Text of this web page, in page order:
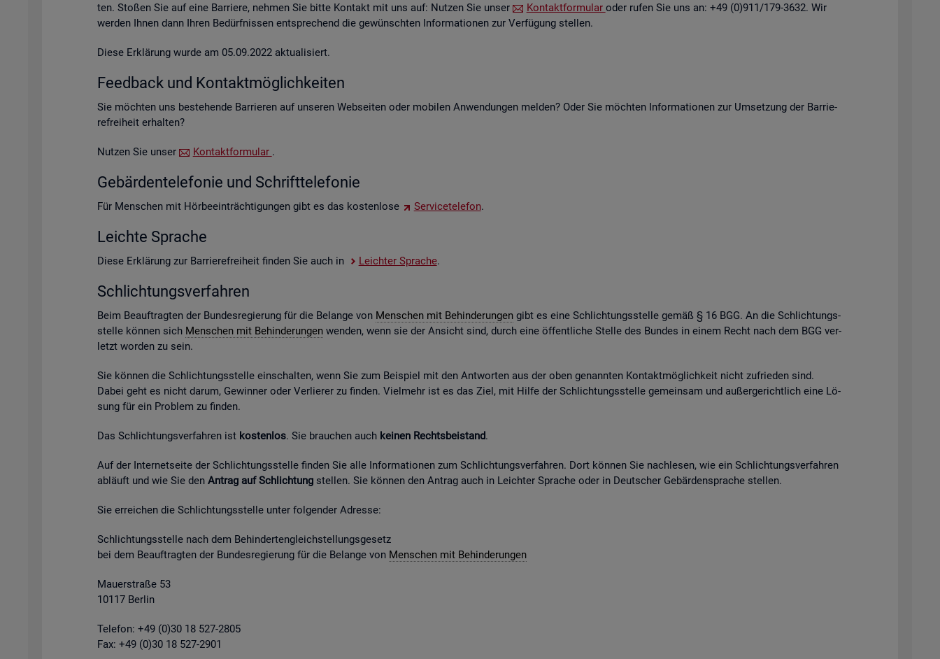
ten. Sto­ßen Sie auf eine Bar­rie­re, neh­men Sie bitte Kon­takt mit uns auf: Nut­zen Sie unser
Kon­takt­for­mu­lar oder rufen Sie uns an: +49 (0)911/179-3632. Wir
wer­den Ihnen dann Ihren Be­dürf­nis­sen ent­spre­chend die ge­wünsch­ten In­for­ma­tio­nen zur Ver­fü­gung stel­len.
Diese Er­klä­rung wurde am 05.09.2022 ak­tua­li­siert.
Feed­back und Kon­takt­mög­lich­kei­ten
Sie möch­ten uns be­stehen­de Bar­rie­ren auf un­se­ren Web­sei­ten oder mo­bi­len An­wen­dun­gen mel­den? Oder Sie möch­ten In­for­ma­tio­nen zur Um­set­zung der Bar­rie­
re­frei­heit er­hal­ten?
Nut­zen Sie unser Kon­takt­for­mu­lar .
Ge­bär­den­te­le­fo­nie und Schrift­te­le­fo­nie
Für Men­schen mit Hör­be­ein­träch­ti­gun­gen gibt es das kos­ten­lo­se Ser­vice­te­le­fon.
Leich­te Spra­che
Diese Er­klä­rung zur Bar­rie­re­frei­heit fin­den Sie auch in Leich­ter Spra­che.
Schlich­tungs­ver­fah­ren
Beim Be­auf­trag­ten der Bun­des­re­gie­rung für die Be­lan­ge von Men­schen mit Be­hin­de­run­gengibt es eine Schlich­tungs­stel­le gemäß § 16 BGG. An die Schlich­tungs­
stel­le kön­nen sich Men­schen mit Be­hin­de­run­genwen­den, wenn sie der An­sicht sind, durch eine öf­fent­li­che Stel­le des Bun­des in einem Recht nach dem BGG ver­
letzt wor­den zu sein.
Sie kön­nen die Schlich­tungs­stel­le ein­schal­ten, wenn Sie zum Bei­spiel mit den Ant­wor­ten aus der oben ge­nann­ten Kon­takt­mög­lich­keit nicht zu­frie­den sind.
Dabei geht es nicht darum, Ge­win­ner oder Ver­lie­rer zu fin­den. Viel­mehr ist es das Ziel, mit Hilfe der Schlich­tungs­stel­le ge­mein­sam und au­ßer­ge­richt­lich eine Lö­
sung für ein Pro­blem zu fin­den.
Das Schlich­tungs­ver­fah­ren ist kos­ten­los. Sie brau­chen auch kei­nen Rechts­bei­stand.
Auf der In­ter­net­sei­te der Schlich­tungs­stel­le fin­den Sie alle In­for­ma­tio­nen zum Schlich­tungs­ver­fah­ren. Dort kön­nen Sie nach­le­sen, wie ein Schlich­tungs­ver­fah­ren
ab­läuft und wie Sie den An­trag auf Schlich­tungstel­len. Sie kön­nen den An­trag auch in Leich­ter Spra­che oder in Deut­scher Ge­bär­den­spra­che stel­len.
Sie er­rei­chen die Schlich­tungs­stel­le unter fol­gen­der Adres­se:
Schlich­tungs­stel­le nach dem Be­hin­der­ten­gleich­stel­lungs­ge­setz
bei dem Be­auf­trag­ten der Bun­des­re­gie­rung für die Be­lan­ge von Men­schen mit Be­hin­de­run­gen
Mau­er­stra­ße 53
10117 Ber­lin
Te­le­fon: +49 (0)30 18 527-2805
Fax: +49 (0)30 18 527-2901